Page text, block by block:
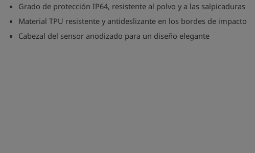
Grado de protección IP64, resistente al polvo y a las salpicaduras
Material TPU resistente y antideslizante en los bordes de impacto
Cabezal del sensor anodizado para un diseño elegante